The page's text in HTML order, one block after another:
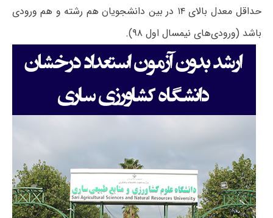
حداقل معدل بالای ۱۴ در بین دانشجویان هم رشته و هم ورودی
باشد (ورودی‌های نیمسال اول ۹۸).